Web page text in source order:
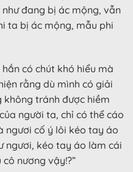
đang bị ác mộng, vẫn
ta bị ác mộng, mẫu phi
hắn có chút khó hiểu mà
rằng dù mình có giải
không tránh được hiềm
người ta, chỉ có thể cáo
ngươi cố ý lôi kéo tay áo
ngươi, kéo tay áo làm cái
nương vậy!?”